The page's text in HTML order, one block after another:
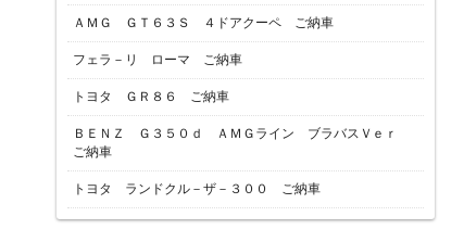
ＡＭＧ ＧＴ６３Ｓ ４ドアクーペ ご納車
フェラ－リ ローマ ご納車
トヨタ ＧＲ８６ ご納車
ＢＥＮＺ Ｇ３５０ｄ ＡＭＧライン ブラバスＶｅｒ
ご納車
トヨタ ランドクル－ザ－３００ ご納車